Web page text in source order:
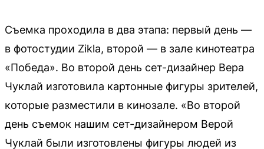
Съемка проходила в два этапа: первый день —
в фотостудии Zikla, второй — в зале кинотеатра
«Победа». Во второй день сет-дизайнер Вера
Чуклай изготовила картонные фигуры зрителей,
которые разместили в кинозале. «Во второй
день съемок нашим сет-дизайнером Верой
Чуклай были изготовлены фигуры людей из